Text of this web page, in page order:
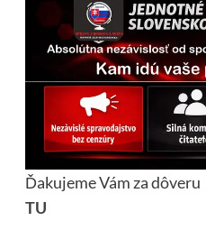
Ďakujeme Vám za dôveru
TU